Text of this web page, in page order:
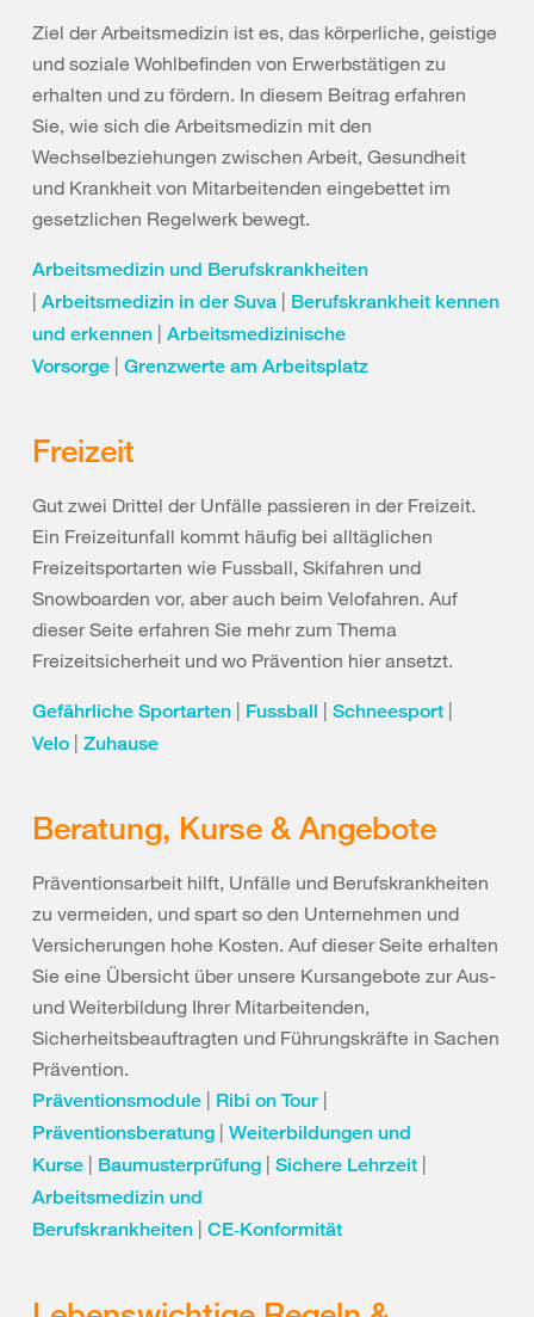
Ziel der Arbeitsmedizin ist es, das körperliche, geistige
und soziale Wohlbefinden von Erwerbstätigen zu
erhalten und zu fördern. In diesem Beitrag erfahren
Sie, wie sich die Arbeitsmedizin mit den
Wechselbeziehungen zwischen Arbeit, Gesundheit
und Krankheit von Mitarbeitenden eingebettet im
gesetzlichen Regelwerk bewegt.
Arbeitsmedizin und Berufskrankheiten
Arbeitsmedizin in der Suva
Berufskrankheit kennen
und erkennen
Arbeitsmedizinische
Vorsorge
Grenzwerte am Arbeitsplatz
Freizeit
Gut zwei Drittel der Unfälle passieren in der Freizeit.
Ein Freizeitunfall kommt häufig bei alltäglichen
Freizeitsportarten wie Fussball, Skifahren und
Snowboarden vor, aber auch beim Velofahren. Auf
dieser Seite erfahren Sie mehr zum Thema
Freizeitsicherheit und wo Prävention hier ansetzt.
Gefährliche Sportarten Fussball Schneesport
Velo Zuhause
Beratung, Kurse & Angebote
Präventionsarbeit hilft, Unfälle und Berufskrankheiten
zu vermeiden, und spart so den Unternehmen und
Versicherungen hohe Kosten. Auf dieser Seite erhalten
Sie eine Übersicht über unsere Kursangebote zur Aus-
und Weiterbildung Ihrer Mitarbeitenden,
Sicherheitsbeauftragten und Führungskräfte in Sachen
Prävention.
Präventionsmodule Ribi on Tour
Präventionsberatung
Weiterbildungen und
Kurse
Baumusterprüfung Sichere Lehrzeit
Arbeitsmedizin und
Berufskrankheiten
CE‑Konformität